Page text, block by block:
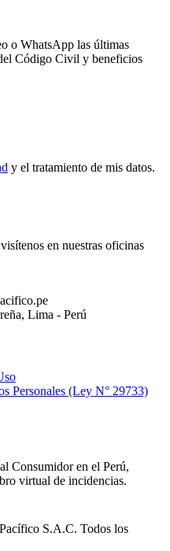
o WhatsApp las últimas
Código Civil y beneficios
y el tratamiento de mis datos.
en nuestras oficinas
Lima - Perú
Personales (Ley N° 29733)
Consumidor en el Perú,
virtual de incidencias.
S.A.C. Todos los